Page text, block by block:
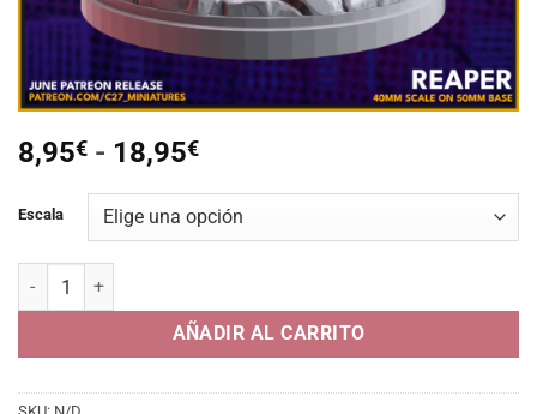
8,95€ - 18,95€Rango
precios:
desde
18,95€
Escala
Reaper (Death Horseman) cantidad
AÑADIR AL CARRITO